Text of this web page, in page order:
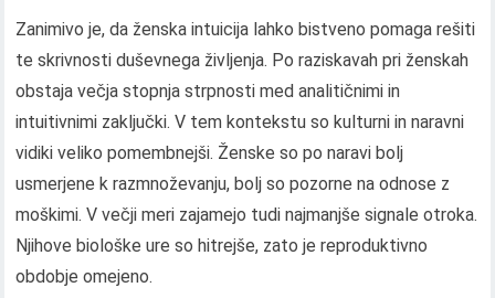
Zanimivo je, da ženska intuicija lahko bistveno pomaga rešiti
te skrivnosti duševnega življenja. Po raziskavah pri ženskah
obstaja večja stopnja strpnosti med analitičnimi in
intuitivnimi zaključki. V tem kontekstu so kulturni in naravni
vidiki veliko pomembnejši. Ženske so po naravi bolj
usmerjene k razmnoževanju, bolj so pozorne na odnose z
moškimi. V večji meri zajamejo tudi najmanjše signale otroka.
Njihove biološke ure so hitrejše, zato je reproduktivno
obdobje omejeno.